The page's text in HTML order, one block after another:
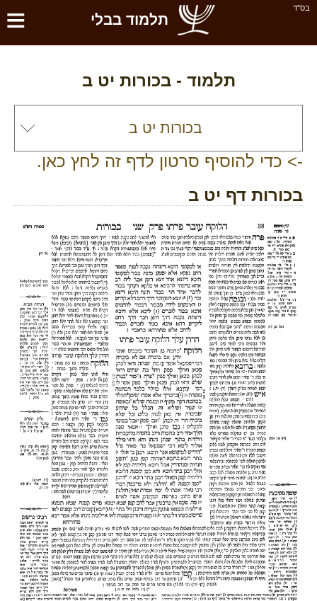
בס''ד ≡ תלמוד בבלי
תלמוד -בכורות יט ב
-> כדי להוסיף סרטון לדף זה לחץ כאן.
בכורות דף יט ב